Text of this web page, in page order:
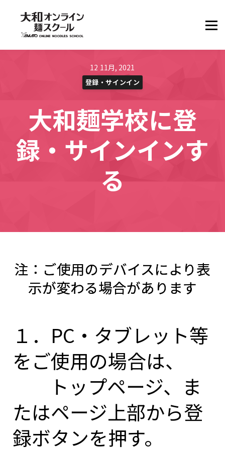
ヘルプ・サポート
別言語サイト
無料でアカウント作成
12 11月, 2021
登録・サインイン
大和麺学校に登
録・サインインす
る
注：ご使用のデバイスにより表
示が変わる場合があります
１．PC・タブレット等
をご使用の場合は、
トップページ、ま
たはページ上部から登
録ボタンを押す。